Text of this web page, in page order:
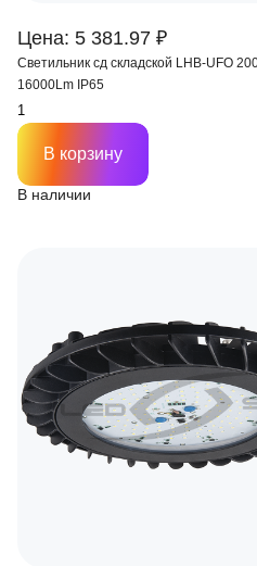
Цена: 5 381.97 ₽
Светильник сд складской LHB-UFO
16000Lm IP65
В наличии
В корзину